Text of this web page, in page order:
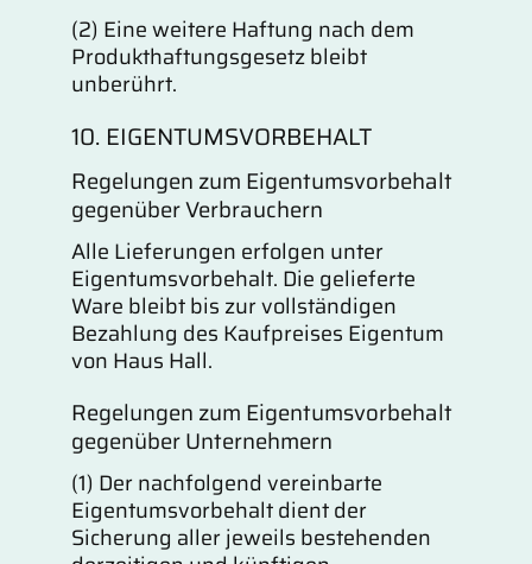
(2) Eine weitere Haftung nach dem
Produkthaftungsgesetz bleibt
unberührt.
10. EIGENTUMSVORBEHALT
Regelungen zum Eigentumsvorbehalt
gegenüber Verbrauchern
Alle Lieferungen erfolgen unter
Eigentumsvorbehalt. Die gelieferte
Ware bleibt bis zur vollständigen
Bezahlung des Kaufpreises Eigentum
von Haus Hall.
Regelungen zum Eigentumsvorbehalt
gegenüber Unternehmern
(1) Der nachfolgend vereinbarte
Eigentumsvorbehalt dient der
Sicherung aller jeweils bestehenden